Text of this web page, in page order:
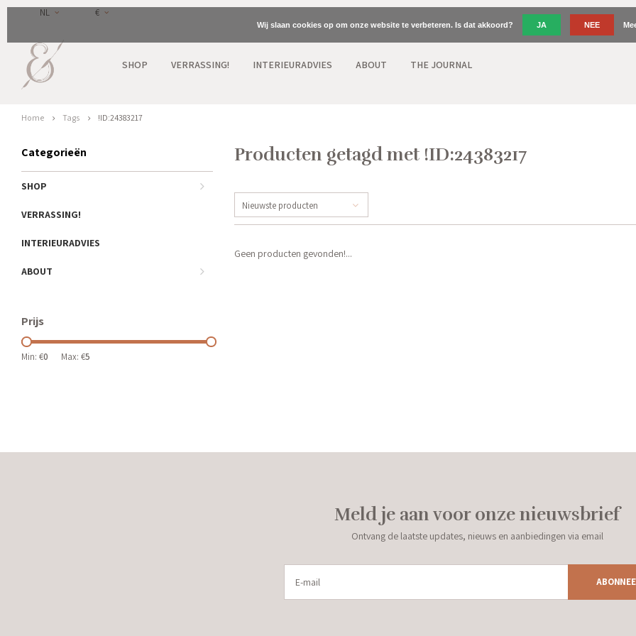
NL €
SHOP VERRASSING! INTERIEURADVIES ABOUT THE JOURNAL
Home Tags !ID:24383217
Categorieën
SHOP
VERRASSING!
INTERIEURADVIES
ABOUT
Prijs
Min: €0 Max: €5
Producten getagd met !ID:24383217
Nieuwste producten
Geen producten gevonden!...
Meld je aan voor onze nieuwsbrief
Ontvang de laatste updates, nieuws en aanbiedingen via email
Wij slaan cookies op om onze website te verbeteren. Is dat akkoord? JA NEE